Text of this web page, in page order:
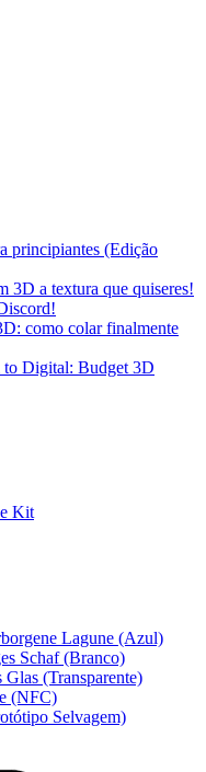
principiantes (Edição
3D a textura que quiseres!
como colar finalmente
to Digital: Budget 3D
Kit
Lagune (Azul)
Schaf (Branco)
(Transparente)
(NFC)
Selvagem)